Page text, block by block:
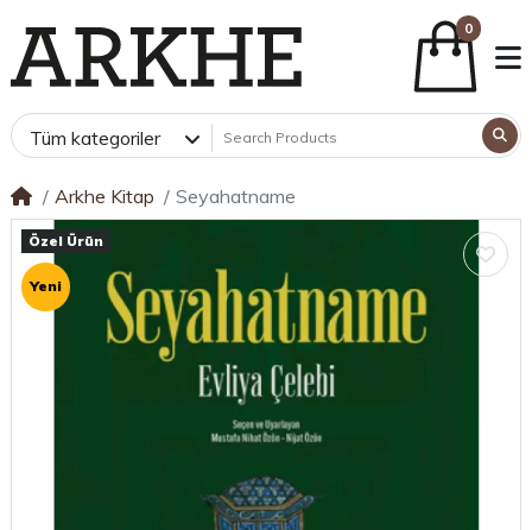
0
Tüm kategoriler
Arkhe Kitap Seyahatname
Özel Ürün
Yeni